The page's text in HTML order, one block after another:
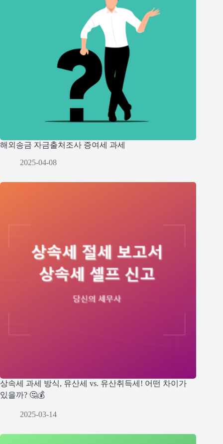
해외송금 자금출처조사 증여세 과세
2025-04-08
상속세 과세 방식, 유산세 vs. 유산취득세! 어떤 차이가
있을까? 🤔💰
2025-03-14